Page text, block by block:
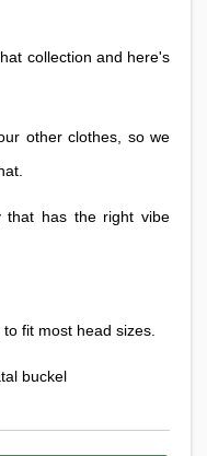
collection and here's
other clothes, so we
that has the right vibe
fit most head sizes.
buckel